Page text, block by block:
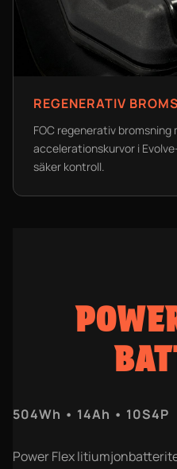
REGENERATIV
FOC regenerativ
accelerationskurvor i
säker kontroll.
504Wh • 14Ah • 10S4P
Power Flex